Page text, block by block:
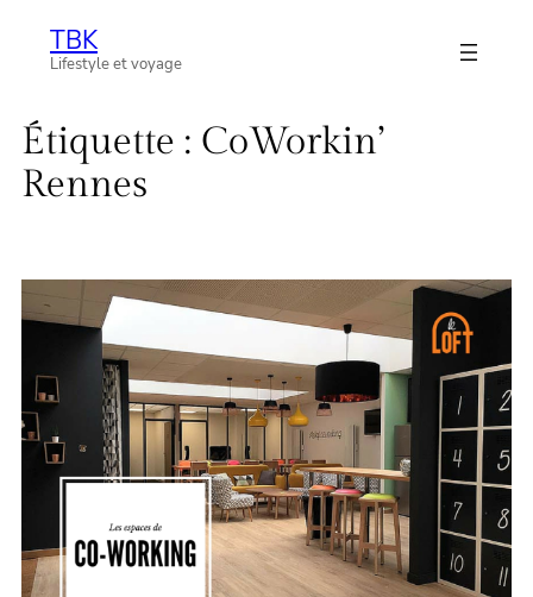
AllerTBK
Lifestyle et voyage
Étiquette : CoWorkin’
Rennes